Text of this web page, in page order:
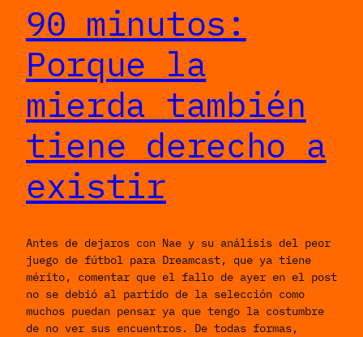
90 minutos:
Porque la
mierda también
tiene derecho a
existir
Antes de dejaros con Nae y su análisis del peor
juego de fútbol para Dreamcast, que ya tiene
mérito, comentar que el fallo de ayer en el post
no se debió al partido de la selección como
muchos puedan pensar ya que tengo la costumbre
de no ver sus encuentros. De todas formas,